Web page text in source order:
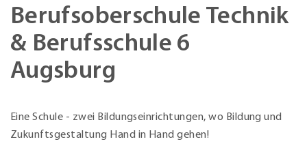
Berufsoberschule Technik
& Berufsschule 6
Augsburg
Eine Schule - zwei Bildungseinrichtungen, wo Bildung und
Zukunftsgestaltung Hand in Hand gehen!